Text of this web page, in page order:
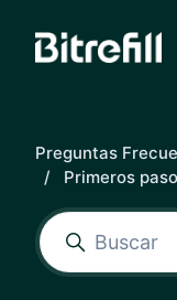
Preguntas
Primeros